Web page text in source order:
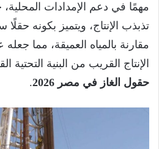
مهمًا في دعم الإمدادات
تذبذب الإنتاج، ويتميز بكونه حقلًا
مقارنة بالمياه العميقة، مما
الإنتاج القريب من البنية
حقول الغاز في مصر 2026
.